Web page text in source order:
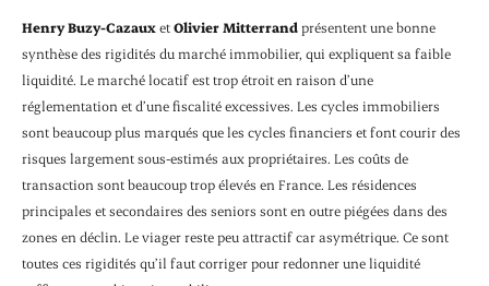
Henry Buzy-CazauxetOlivier Mitterrandprésentent une bonne
synthèse des rigidités du marché immobilier, qui expliquent sa faible
liquidité. Le marché locatif est trop étroit en raison d’une
réglementation et d’une fiscalité excessives. Les cycles immobiliers
sont beaucoup plus marqués que les cycles financiers et font courir des
risques largement sous-estimés aux propriétaires. Les coûts de
transaction sont beaucoup trop élevés en France. Les résidences
principales et secondaires des seniors sont en outre piégées dans des
zones en déclin. Le viager reste peu attractif car asymétrique. Ce sont
toutes ces rigidités qu’il faut corriger pour redonner une liquidité